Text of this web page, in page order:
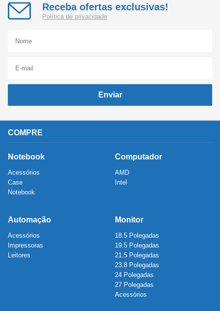
Receba ofertas exclusivas!
Política de privacidade
Enviar
COMPRE
Notebook
Acessórios
Case
Notebook
Computador
AMD
Intel
Automação
Acessórios
Impressoras
Leitores
Monitor
18.5 Polegadas
19.5 Polegadas
21.5 Polegadas
23.8 Polegadas
24 Polegadas
27 Polegadas
Acessórios